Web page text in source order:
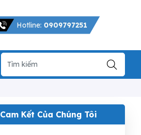
Hotline: 0909797251
Cam Kết Của Chúng Tôi